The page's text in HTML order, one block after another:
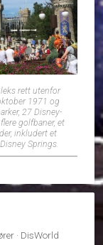
rett utenfor
1971 og
27 Disney-
golfbaner, et
inkludert et
Springs.
· DisWorld